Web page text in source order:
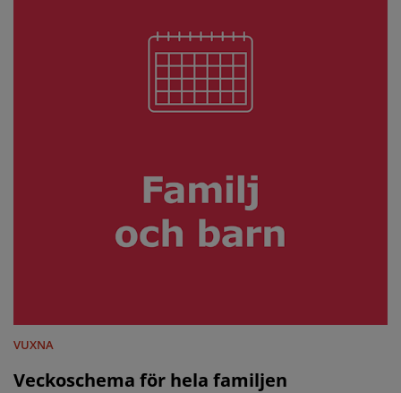
VUXNA
Veckoschema för hela familjen